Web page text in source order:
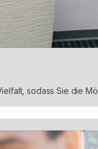
sodass Sie die